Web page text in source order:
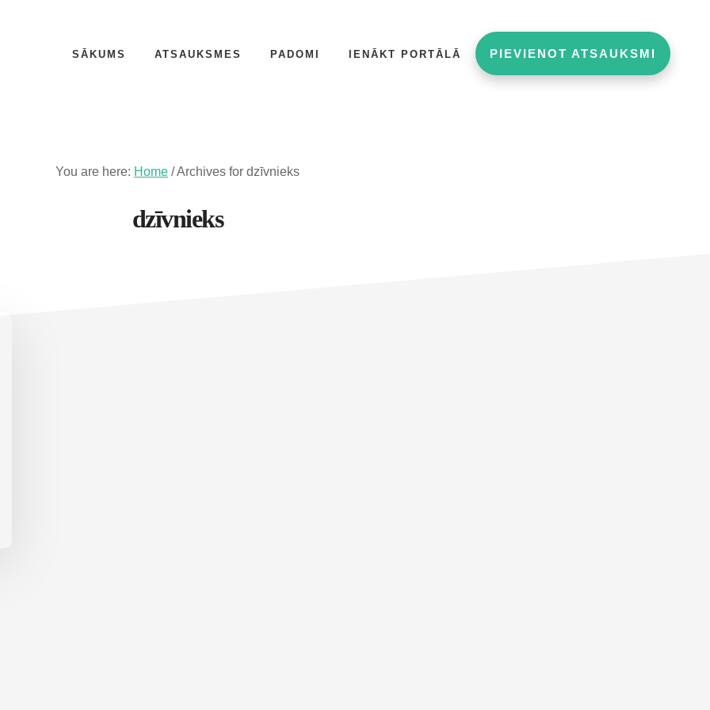
SĀKUMS ATSAUKSMES PADOMI IENĀKT PORTĀLĀ PIEVIENOT ATSAUKSMI
You are here: Home /Archives for dzīvnieks
dzīvnieks